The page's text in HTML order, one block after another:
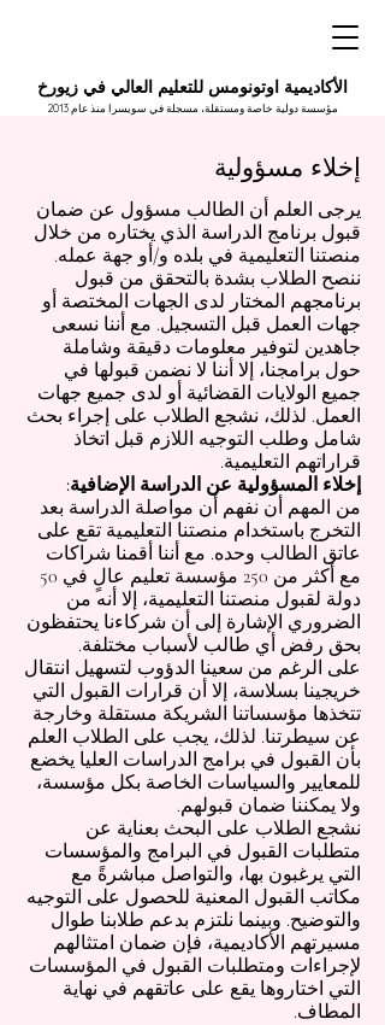
الأكاديمية اوتونومس للتعليم العالي في زيورخ
مؤسسة دولية خاصة ومستقلة، مسجلة في سويسرا منذ عام 2013
إخلاء مسؤولية
يرجى العلم أن الطالب مسؤول عن ضمان
قبول برنامج الدراسة الذي يختاره من خلال
منصتنا التعليمية في بلده و/أو جهة عمله.
ننصح الطلاب بشدة بالتحقق من قبول
برنامجهم المختار لدى الجهات المختصة أو
جهات العمل قبل التسجيل. مع أننا نسعى
جاهدين لتوفير معلومات دقيقة وشاملة
حول برامجنا، إلا أننا لا نضمن قبولها في
جميع الولايات القضائية أو لدى جميع جهات
العمل. لذلك، نشجع الطلاب على إجراء بحث
شامل وطلب التوجيه اللازم قبل اتخاذ
قراراتهم التعليمية.
إخلاء المسؤولية عن الدراسة الإضافية:
من المهم أن نفهم أن مواصلة الدراسة بعد
التخرج باستخدام منصتنا التعليمية تقع على
عاتق الطالب وحده. مع أننا أقمنا شراكات
مع أكثر من 250 مؤسسة تعليم عالٍ في 50
دولة لقبول منصتنا التعليمية، إلا أنه من
الضروري الإشارة إلى أن شركاءنا يحتفظون
بحق رفض أي طالب لأسباب مختلفة.
على الرغم من سعينا الدؤوب لتسهيل انتقال
خريجينا بسلاسة، إلا أن قرارات القبول التي
تتخذها مؤسساتنا الشريكة مستقلة وخارجة
عن سيطرتنا. لذلك، يجب على الطلاب العلم
بأن القبول في برامج الدراسات العليا يخضع
للمعايير والسياسات الخاصة بكل مؤسسة،
ولا يمكننا ضمان قبولهم.
نشجع الطلاب على البحث بعناية عن
متطلبات القبول في البرامج والمؤسسات
التي يرغبون بها، والتواصل مباشرةً مع
مكاتب القبول المعنية للحصول على التوجيه
والتوضيح. وبينما نلتزم بدعم طلابنا طوال
مسيرتهم الأكاديمية، فإن ضمان امتثالهم
لإجراءات ومتطلبات القبول في المؤسسات
التي اختاروها يقع على عاتقهم في نهاية
المطاف.